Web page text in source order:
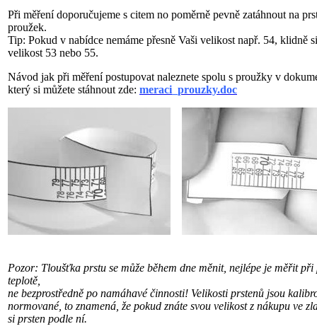
Při měření doporučujeme s citem no poměrně pevně zatáhnout na
proužek.
Tip: Pokud v nabídce nemáme přesně Vaši velikost např. 54, klidně
velikost 53 nebo 55.
Návod jak při měření postupovat naleznete spolu s proužky v
který si můžete stáhnout zde: meraci_prouzky.doc
Pozor: Tloušťka prstu se může během dne měnit, nejlépe je měřit při
teplotě,
ne bezprostředně po namáhavé činnosti! Velikosti prstenů jsou
normované, to znamená, že pokud znáte svou velikost z nákupu ve
si prsten podle ní.